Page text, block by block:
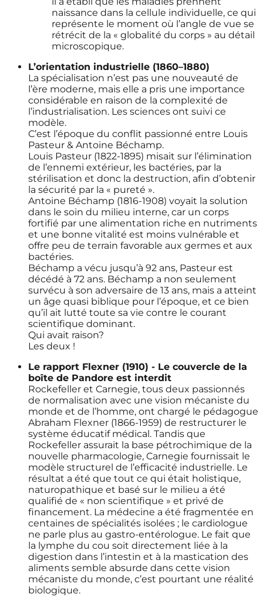
naissance dans la cellule individuelle, ce qui
représente le moment où l’angle de vue se
rétrécit de la « globalité du corps » au détail
microscopique.
L’orientation industrielle (1860–1880)
La spécialisation n’est pas une nouveauté de
l’ère moderne, mais elle a pris une importance
considérable en raison de la complexité de
l’industrialisation. Les sciences ont suivi ce
modèle.
C’est l’époque du conflit passionné entre Louis
Pasteur & Antoine Béchamp.
Louis Pasteur (1822-1895) misait sur l’élimination
de l’ennemi extérieur, les bactéries, par la
stérilisation et donc la destruction, afin d’obtenir
la sécurité par la « pureté ».
Antoine Béchamp (1816-1908) voyait la solution
dans le soin du milieu interne, car un corps
fortifié par une alimentation riche en nutriments
et une bonne vitalité est moins vulnérable et
offre peu de terrain favorable aux germes et aux
bactéries.
Béchamp a vécu jusqu’à 92 ans, Pasteur est
décédé à 72 ans. Béchamp a non seulement
survécu à son adversaire de 13 ans, mais a atteint
un âge quasi biblique pour l’époque, et ce bien
qu’il ait lutté toute sa vie contre le courant
scientifique dominant.
Qui avait raison?
Les deux !
Le rapport Flexner (1910) - Le couvercle de la
boîte de Pandore est interdit
Rockefeller et Carnegie, tous deux passionnés
de normalisation avec une vision mécaniste du
monde et de l’homme, ont chargé le pédagogue
Abraham Flexner (1866-1959) de restructurer le
système éducatif médical. Tandis que
Rockefeller assurait la base pétrochimique de la
nouvelle pharmacologie, Carnegie fournissait le
modèle structurel de l’efficacité industrielle. Le
résultat a été que tout ce qui était holistique,
naturopathique et basé sur le milieu a été
qualifié de « non scientifique » et privé de
financement. La médecine a été fragmentée en
centaines de spécialités isolées ; le cardiologue
ne parle plus au gastro-entérologue. Le fait que
la lymphe du cou soit directement liée à la
digestion dans l’intestin et à la mastication des
aliments semble absurde dans cette vision
mécaniste du monde, c’est pourtant une réalité
biologique.